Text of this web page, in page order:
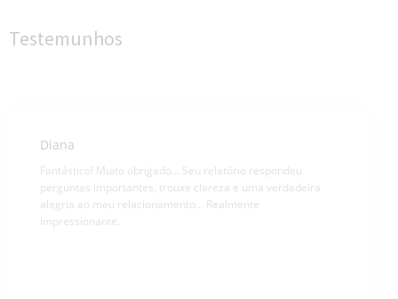
Testemunhos
Diana
Fantástico! Muito obrigado… Seu relatório respondeu
perguntas importantes, trouxe clareza e uma verdadeira
alegria ao meu relacionamento… Realmente
impressionante.